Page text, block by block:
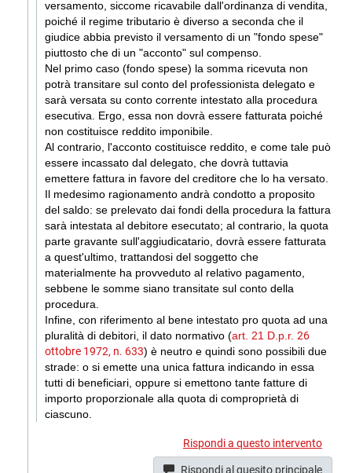
versamento, siccome ricavabile dall'ordinanza di vendita,
poiché il regime tributario è diverso a seconda che il
giudice abbia previsto il versamento di un "fondo spese"
piuttosto che di un "acconto" sul compenso.
Nel primo caso (fondo spese) la somma ricevuta non
potrà transitare sul conto del professionista delegato e
sarà versata su conto corrente intestato alla procedura
esecutiva. Ergo, essa non dovrà essere fatturata poiché
non costituisce reddito imponibile.
Al contrario, l'acconto costituisce reddito, e come tale può
essere incassato dal delegato, che dovrà tuttavia
emettere fattura in favore del creditore che lo ha versato.
Il medesimo ragionamento andrà condotto a proposito
del saldo: se prelevato dai fondi della procedura la fattura
sarà intestata al debitore esecutato; al contrario, la quota
parte gravante sull'aggiudicatario, dovrà essere fatturata
a quest'ultimo, trattandosi del soggetto che
materialmente ha provveduto al relativo pagamento,
sebbene le somme siano transitate sul conto della
procedura.
Infine, con riferimento al bene intestato pro quota ad una
pluralità di debitori, il dato normativo (art. 21 D.p.r. 26
ottobre 1972, n. 633) è neutro e quindi sono possibili due
strade: o si emette una unica fattura indicando in essa
tutti di beneficiari, oppure si emettono tante fatture di
importo proporzionale alla quota di comproprietà di
ciascuno.
Rispondi a questo intervento
Rispondi al quesito principale